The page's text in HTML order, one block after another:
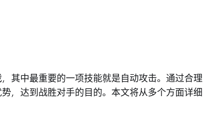
其中最重要的一项技能就是自动攻击。通过合理
，达到战胜对手的目的。本文将从多个方面详细